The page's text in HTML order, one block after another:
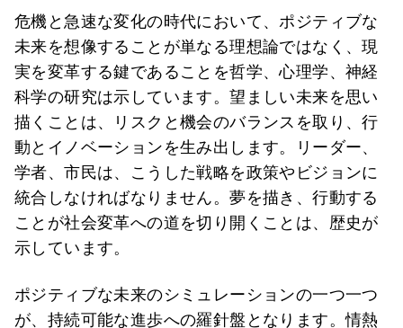
危機と急速な変化の時代において、ポジティブな
未来を想像することが単なる理想論ではなく、現
実を変革する鍵であることを哲学、心理学、神経
科学の研究は示しています。望ましい未来を思い
描くことは、リスクと機会のバランスを取り、行
動とイノベーションを生み出します。リーダー、
学者、市民は、こうした戦略を政策やビジョンに
統合しなければなりません。夢を描き、行動する
ことが社会変革への道を切り開くことは、歴史が
示しています。
ポジティブな未来のシミュレーションの一つ一つ
が、持続可能な進歩への羅針盤となります。情熱